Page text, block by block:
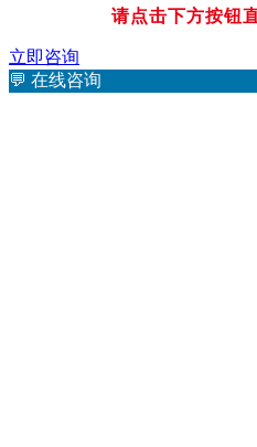
请点击下方按钮
立即咨询
💬 在线咨询